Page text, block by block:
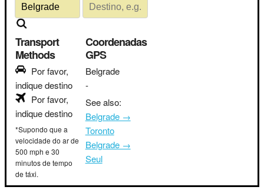
Transport
Methods
Por favor,
indique destino
Por favor,
indique destino
*Supondo que a
velocidade do ar de
500 mph e 30
minutos de tempo
de táxi.
Coordenadas
GPS
Belgrade
-
See also:
Belgrade →
Toronto
Belgrade →
Seul